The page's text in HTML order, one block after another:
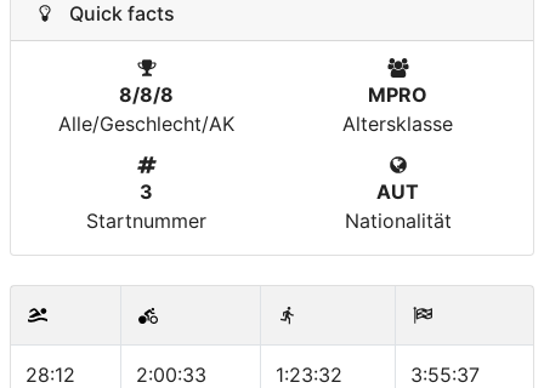
Quick facts
8/8/8
Alle/Geschlecht/AK
MPRO
Altersklasse
3
Startnummer
AUT
Nationalität
28:12 2:00:33 1:23:32 3:55:37